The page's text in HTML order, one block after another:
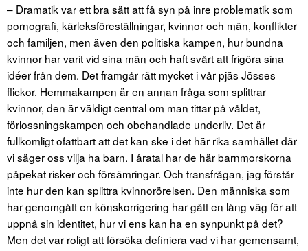
– Dramatik var ett bra sätt att få syn på inre problematik som
pornografi, kärleksföreställningar, kvinnor och män, konflikter
och familjen, men även den politiska kampen, hur bundna
kvinnor har varit vid sina män och haft svårt att frigöra sina
idéer från dem. Det framgår rätt mycket i vår pjäs Jösses
flickor. Hemmakampen är en annan fråga som splittrar
kvinnor, den är väldigt central om man tittar på våldet,
förlossningskampen och obehandlade underliv. Det är
fullkomligt ofattbart att det kan ske i det här rika samhället där
vi säger oss vilja ha barn. I åratal har de här barnmorskorna
påpekat risker och försämringar. Och transfrågan, jag förstår
inte hur den kan splittra kvinnorörelsen. Den människa som
har genomgått en könskorrigering har gått en lång väg för att
uppnå sin identitet, hur vi ens kan ha en synpunkt på det?
Men det var roligt att försöka definiera vad vi har gemensamt,